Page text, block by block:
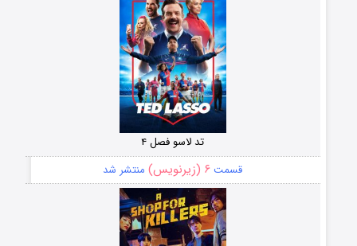
تد لاسو فصل ۴
قسمت ۶ (زیرنویس) منتشر شد